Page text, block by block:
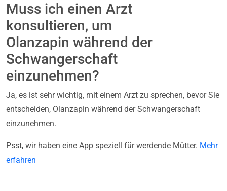
Muss ich einen Arzt
konsultieren, um
Olanzapin während der
Schwangerschaft
einzunehmen?
Ja, es ist sehr wichtig, mit einem Arzt zu sprechen, bevor Sie
entscheiden, Olanzapin während der Schwangerschaft
einzunehmen.
Psst, wir haben eine App speziell für werdende Mütter. Mehr
erfahren